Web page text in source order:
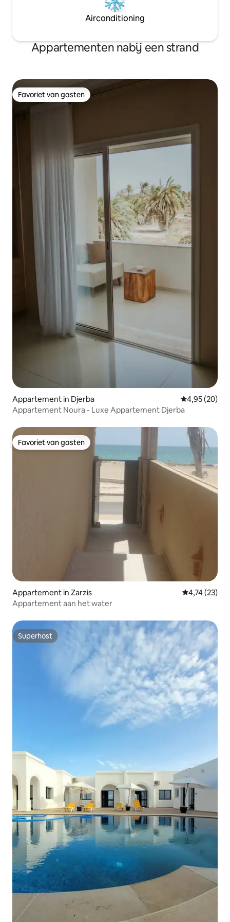
Airconditioning
Appartementen nabij een strand
Favoriet van gasten
Favoriet van gasten
Appartement in Djerba Gemiddelde
4,95 (20)
Appartement Noura - Luxe Appartement Djerba
Favoriet van gasten
Favoriet van gasten
Appartement in Zarzis Gemiddelde
4,74 (23)
Appartement aan het water
Superhost
Superhost